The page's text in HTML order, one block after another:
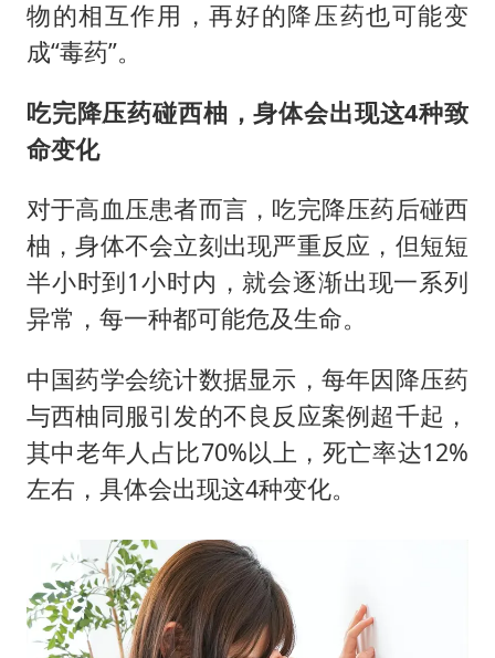
物的相互作用，再好的降压药也可能变
成“毒药”。
吃完降压药碰西柚，身体会出现这4种致
命变化
对于高血压患者而言，吃完降压药后碰西
柚，身体不会立刻出现严重反应，但短短
半小时到1小时内，就会逐渐出现一系列
异常，每一种都可能危及生命。
中国药学会统计数据显示，每年因降压药
与西柚同服引发的不良反应案例超千起，
其中老年人占比70%以上，死亡率达12%
左右，具体会出现这4种变化。